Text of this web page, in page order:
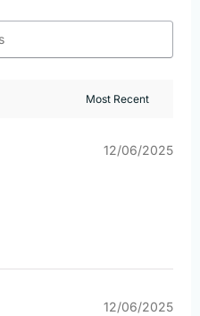
12/06/2025
12/06/2025